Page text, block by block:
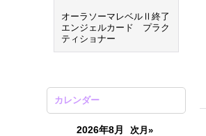
オーラソーマレベルⅡ終了
エンジェルカード プラク
ティショナー
カレンダー
2026年8月 次月»